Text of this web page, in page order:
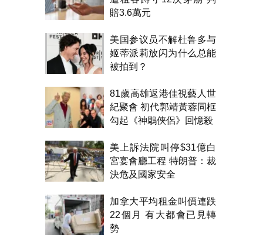
賠3.6萬元
美国参议员不解杜鲁多与
姬蒂派莉放闪为什么总能
被拍到？
81歲高雄返港佳視藝人世
紀聚會 初代郭靖黃蓉同框
勾起《神鵰俠侶》回憶殺
美上訴法院叫停$31億白
宮宴會廳工程 特朗普：裁
決危及國家安全
加拿大平均租金叫價連跌
22個月 有大都會已見轉
勢